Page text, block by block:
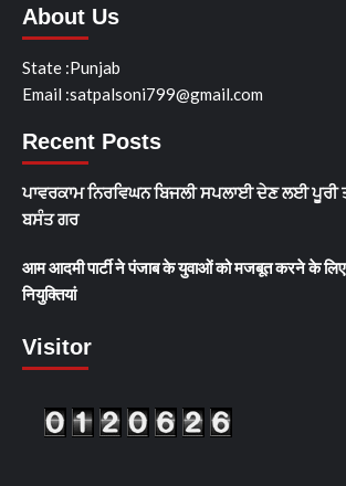
About Us
State :Punjab
Email :satpalsoni799@gmail.com
Recent Posts
ਪਾਵਰਕਾਮ ਨਿਰਵਿਘਨ ਬਿਜਲੀ ਸਪਲਾਈ ਦੇਣ ਲਈ ਪੂਰੀ
ਬਸੰਤ ਗਰ
आम आदमी पार्टी ने पंजाब के युवाओं को मजबूत करने के
नियुक्तियां
Visitor